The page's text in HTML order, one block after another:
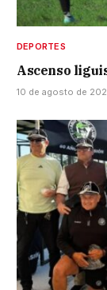
DEPORTES
Ascenso
10 de agosto de